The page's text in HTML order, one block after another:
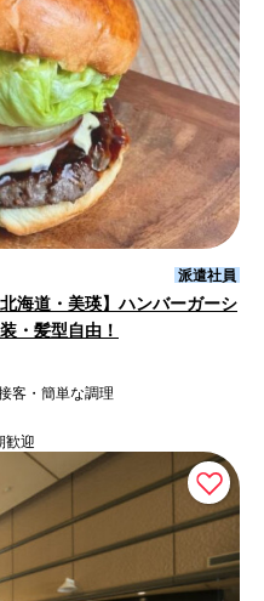
派遣社員
海道・美瑛】ハンバーガーシ
・髪型自由！
客・簡単な調理
迎